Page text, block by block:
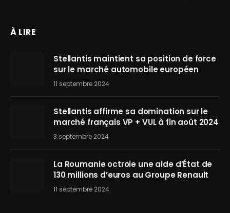
À LIRE
Stellantis maintient sa position de force
sur le marché automobile européen
11 septembre 2024
Stellantis affirme sa domination sur le
marché français VP + VUL à fin août 2024
3 septembre 2024
La Roumanie octroie une aide d’État de
130 millions d’euros au Groupe Renault
11 septembre 2024